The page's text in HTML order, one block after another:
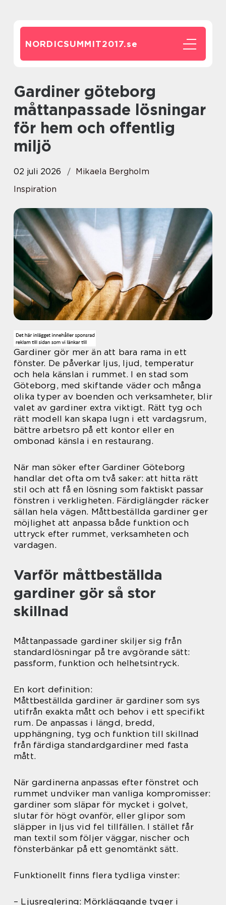
NORDICSUMMIT2017.se
Gardiner göteborg
måttanpassade lösningar
för hem och offentlig
miljö
02 juli 2026
Mikaela Bergholm
Inspiration
Gardiner gör mer än att bara rama in ett
fönster. De påverkar ljus, ljud, temperatur
och hela känslan i rummet. I en stad som
Göteborg, med skiftande väder och många
olika typer av boenden och verksamheter, blir
valet av gardiner extra viktigt. Rätt tyg och
rätt modell kan skapa lugn i ett vardagsrum,
bättre arbetsro på ett kontor eller en
ombonad känsla i en restaurang.
När man söker efter Gardiner Göteborg
handlar det ofta om två saker: att hitta rätt
stil och att få en lösning som faktiskt passar
fönstren i verkligheten. Färdiglängder räcker
sällan hela vägen. Måttbeställda gardiner ger
möjlighet att anpassa både funktion och
uttryck efter rummet, verksamheten och
vardagen.
Varför måttbeställda
gardiner gör så stor
skillnad
Måttanpassade gardiner skiljer sig från
standardlösningar på tre avgörande sätt:
passform, funktion och helhetsintryck.
En kort definition:
Måttbeställda gardiner är gardiner som sys
utifrån exakta mått och behov i ett specifikt
rum. De anpassas i längd, bredd,
upphängning, tyg och funktion till skillnad
från färdiga standardgardiner med fasta
mått.
När gardinerna anpassas efter fönstret och
rummet undviker man vanliga kompromisser:
gardiner som släpar för mycket i golvet,
slutar för högt ovanför, eller glipor som
släpper in ljus vid fel tillfällen. I stället får
man textil som följer väggar, nischer och
fönsterbänkar på ett genomtänkt sätt.
Funktionellt finns flera tydliga vinster:
– Ljusreglering: Mörkläggande tyger i